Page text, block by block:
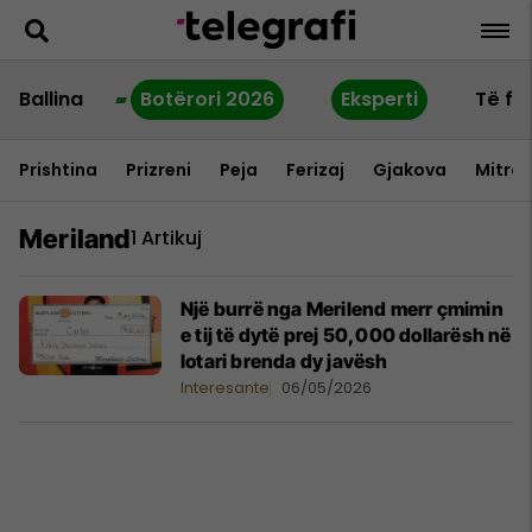
Ballina Botërori 2026 Eksperti Të
Prishtina Prizreni Peja Ferizaj Gjakova
Meriland1 Artikuj
Një burrë nga Merilend merr çmimin
e tij të dytë prej 50,000 dollarësh në
lotari brenda dy javësh
Interesante 06/05/2026